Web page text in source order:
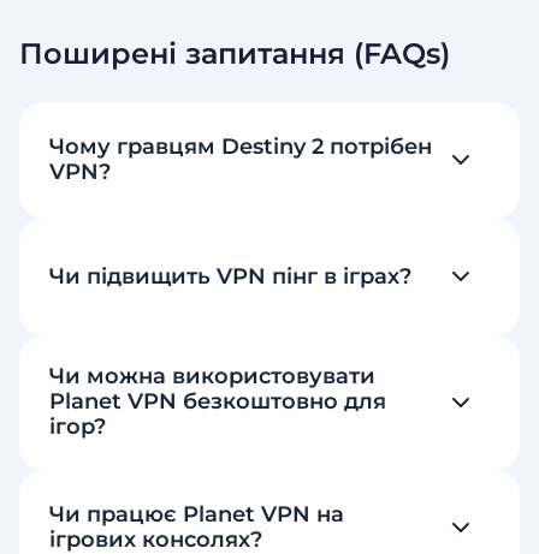
Поширені запитання (FAQs)
Чому гравцям Destiny 2 потрібен
VPN?
Чи підвищить VPN пінг в іграх?
Чи можна використовувати
Planet VPN безкоштовно для
ігор?
Чи працює Planet VPN на
ігрових консолях?